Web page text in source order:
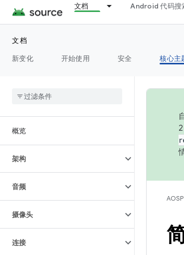
文档 Android 代码搜
文档
新变化
开始使用 安全 核心主
概览
架构
音频
摄像头
连接
AOSP